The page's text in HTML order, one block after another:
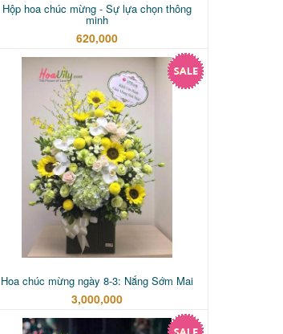
Hộp hoa chúc mừng - Sự lựa chọn thông
minh
620,000
Hoa chúc mừng ngày 8-3: Nắng Sớm Mai
3,000,000